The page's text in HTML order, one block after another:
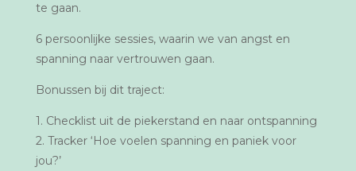
te gaan.
6 persoonlijke sessies, waarin we van angst en
spanning naar vertrouwen gaan.
Bonussen bij dit traject:
1. Checklist uit de piekerstand en naar ontspanning
2. Tracker ‘Hoe voelen spanning en paniek voor
jou?’